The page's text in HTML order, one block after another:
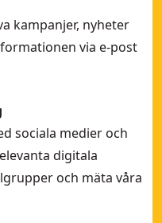
kampanjer, nyheter
via e-post
sociala medier och
digitala
och mäta våra